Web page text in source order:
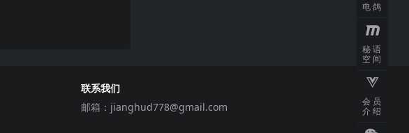
联系我们
邮箱： jianghud778@gmail.com
电鸽
秘语
空间
会员
介绍